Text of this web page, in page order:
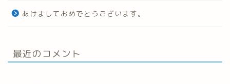
あけましておめでとうございます。
最近のコメント